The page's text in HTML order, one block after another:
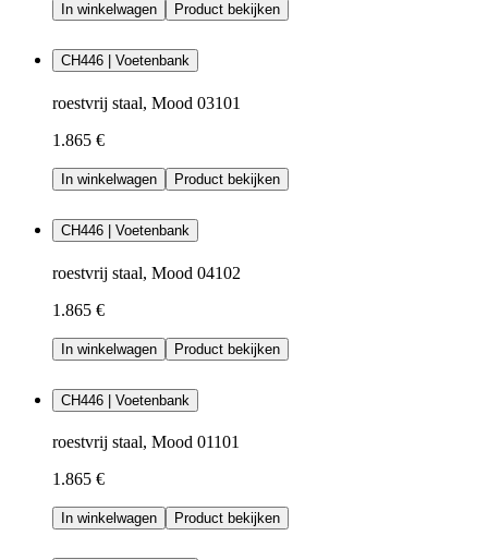
In winkelwagen Product bekijken
CH446 | Voetenbank
roestvrij staal, Mood 03101
1.865 €
In winkelwagen Product bekijken
CH446 | Voetenbank
roestvrij staal, Mood 04102
1.865 €
In winkelwagen Product bekijken
CH446 | Voetenbank
roestvrij staal, Mood 01101
1.865 €
In winkelwagen Product bekijken